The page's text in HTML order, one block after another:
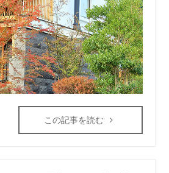
この記事を読む